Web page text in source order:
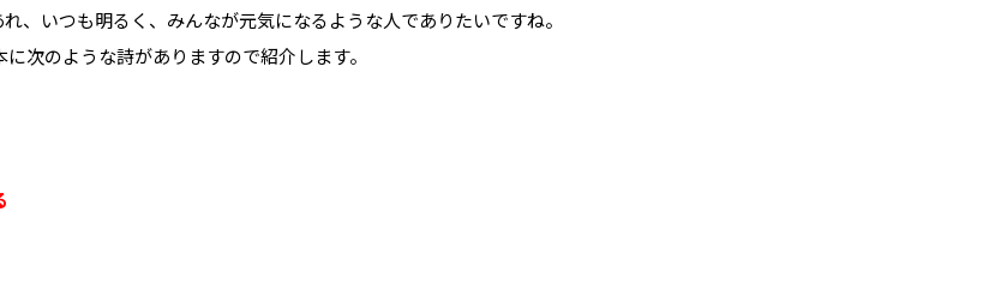
、いつも明るく、みんなが元気になるような人でありたいですね。
次のような詩がありますので紹介します。